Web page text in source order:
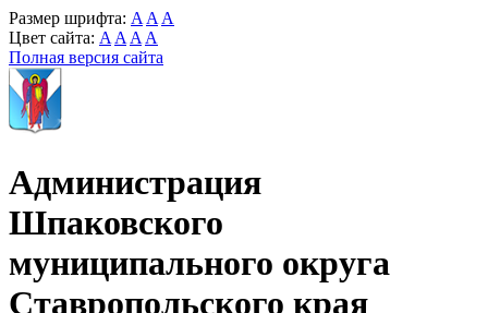
Размер шрифта: A A A
Цвет сайта: A A A A
Полная версия сайта
Администрация
Шпаковского
муниципального округа
Ставропольского края